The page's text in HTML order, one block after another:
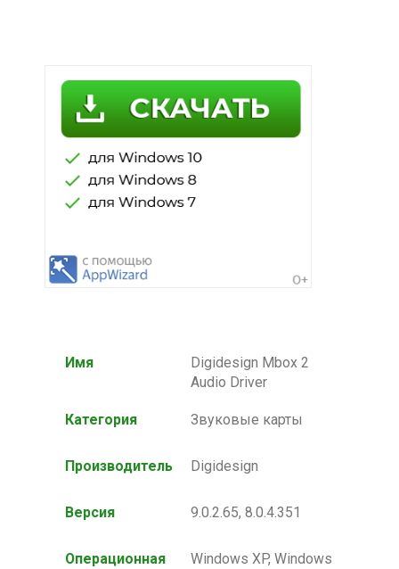
Имя
Digidesign Mbox 2
Audio Driver
Категория Звуковые карты
Производитель Digidesign
Версия 9.0.2.65, 8.0.4.351
Операционная
Windows XP, Windows